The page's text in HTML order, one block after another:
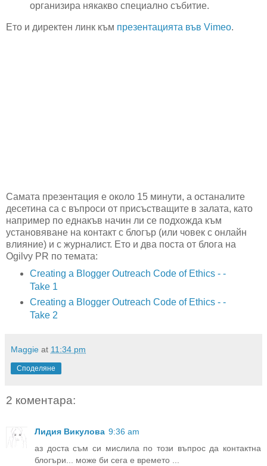
организира някакво специално събитие.
Ето и директен линк към презентацията във Vimeo.
Самата презентация е около 15 минути, а останалите
десетина са с въпроси от присъстващите в залата, като
например по еднакъв начин ли се подхожда към
установяване на контакт с блогър (или човек с онлайн
влияние) и с журналист. Ето и два поста от блога на
Ogilvy PR по темата:
Creating a Blogger Outreach Code of Ethics - -
Take 1
Creating a Blogger Outreach Code of Ethics - -
Take 2
Maggie at 11:34 pm
Споделяне
2 коментара:
Лидия Викулова 9:36 am
аз доста съм си мислила по този въпрос да контактна
блогъри... може би сега е времето ...